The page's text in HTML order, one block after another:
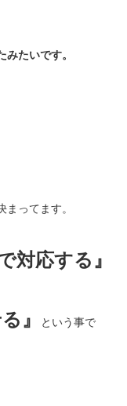
たいです。
ってます。
対応する』
』 という事で